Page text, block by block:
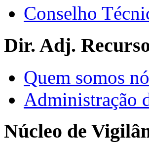
Conselho
Dir. Adj.
Quem somos
Administração
Núcleo de